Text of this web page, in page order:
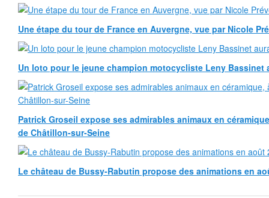
Une étape du tour de France en Auvergne, vue par Nicole
Un loto pour le jeune champion motocycliste Leny Bassinet
Patrick Groseil expose ses admirables animaux en
de Châtillon-sur-Seine
Le château de Bussy-Rabutin propose des animations en